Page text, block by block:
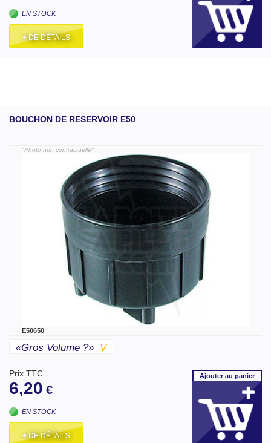
EN STOCK
+ DE DÉTAILS
BOUCHON DE RESERVOIR E50
"Photo non contractuelle"
E50650
«gros Volume ?» V
Prix TTC
6,20 €
EN STOCK
+ DE DÉTAILS
Ajouterau panier